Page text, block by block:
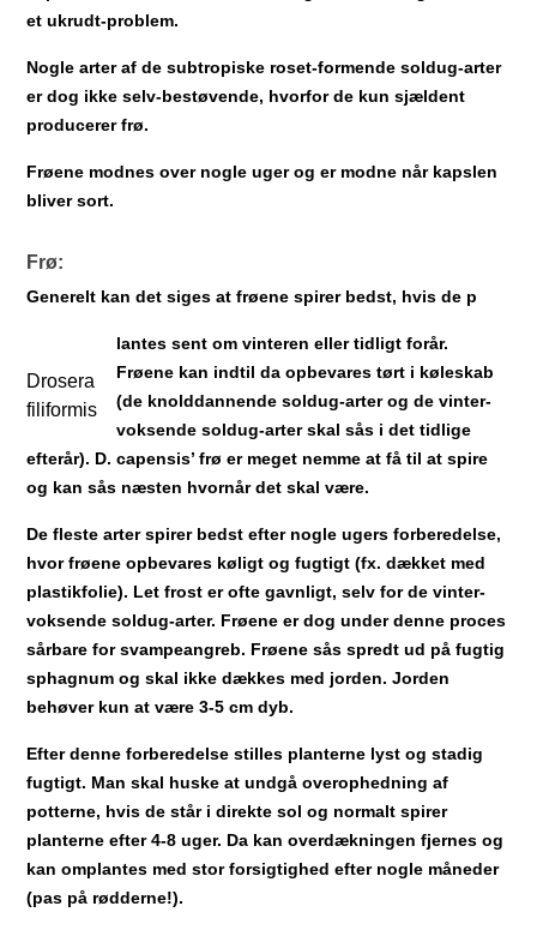
et ukrudt-problem.
Nogle arter af de subtropiske roset-formende soldug-arter
er dog ikke selv-bestøvende, hvorfor de kun sjældent
producerer frø.
Frøene modnes over nogle uger og er modne når kapslen
bliver sort.
Frø:
Generelt kan det siges at frøene spirer bedst, hvis de p
Drosera
filiformis
lantes sent om vinteren eller tidligt forår.
Frøene kan indtil da opbevares tørt i køleskab
(de knolddannende soldug-arter og de vinter-
voksende soldug-arter skal sås i det tidlige
efterår). D. capensis’ frø er meget nemme at få til at spire
og kan sås næsten hvornår det skal være.
De fleste arter spirer bedst efter nogle ugers forberedelse,
hvor frøene opbevares køligt og fugtigt (fx. dækket med
plastikfolie). Let frost er ofte gavnligt, selv for de vinter-
voksende soldug-arter. Frøene er dog under denne proces
sårbare for svampeangreb. Frøene sås spredt ud på fugtig
sphagnum og skal ikke dækkes med jorden. Jorden
behøver kun at være 3-5 cm dyb.
Efter denne forberedelse stilles planterne lyst og stadig
fugtigt. Man skal huske at undgå overophedning af
potterne, hvis de står i direkte sol og normalt spirer
planterne efter 4-8 uger. Da kan overdækningen fjernes og
kan omplantes med stor forsigtighed efter nogle måneder
(pas på rødderne!).